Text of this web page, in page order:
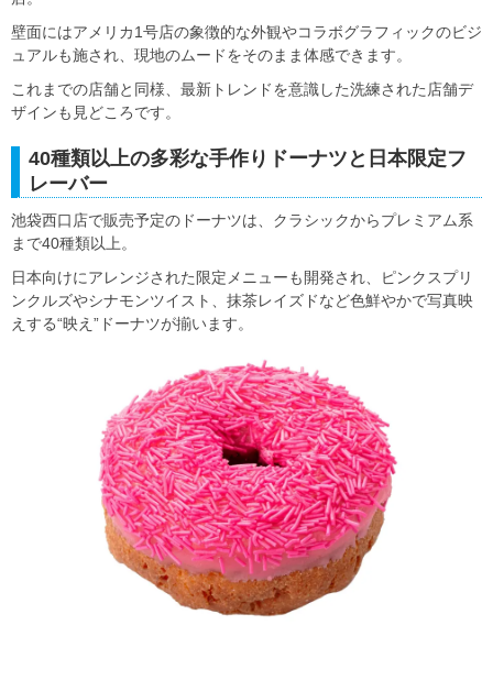
壁面にはアメリカ1号店の象徴的な外観やコラボグラフィックのビジ
ュアルも施され、現地のムードをそのまま体感できます。
これまでの店舗と同様、最新トレンドを意識した洗練された店舗デ
ザインも見どころです。
40種類以上の多彩な手作りドーナツと日本限定フ
レーバー
池袋西口店で販売予定のドーナツは、クラシックからプレミアム系
まで40種類以上。
日本向けにアレンジされた限定メニューも開発され、ピンクスプリ
ンクルズやシナモンツイスト、抹茶レイズドなど色鮮やかで写真映
えする“映え”ドーナツが揃います。